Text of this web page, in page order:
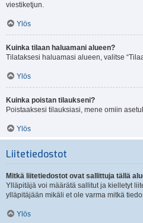
viestiketjun.
Ylös
Kuinka tilaan haluamani alueen?
Tilataksesi haluamasi alueen, valitse
Ylös
Kuinka poistan tilaukseni?
Poistaaksesi tilauksiasi, mene omiin
Ylös
Liitetiedostot
Mitkä liitetiedostot ovat sallittuja tällä
Ylläpitäjä voi määrätä sallitut ja kielletyt
ylläpitäjään mikäli et ole varma mitkä
Ylös